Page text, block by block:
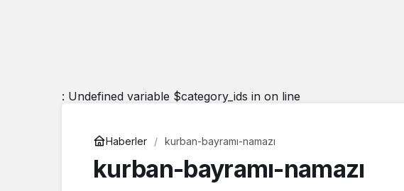
: Undefined variable $category_ids in on line
Haberler kurban-bayramı-namazı
kurban-bayramı-namazı